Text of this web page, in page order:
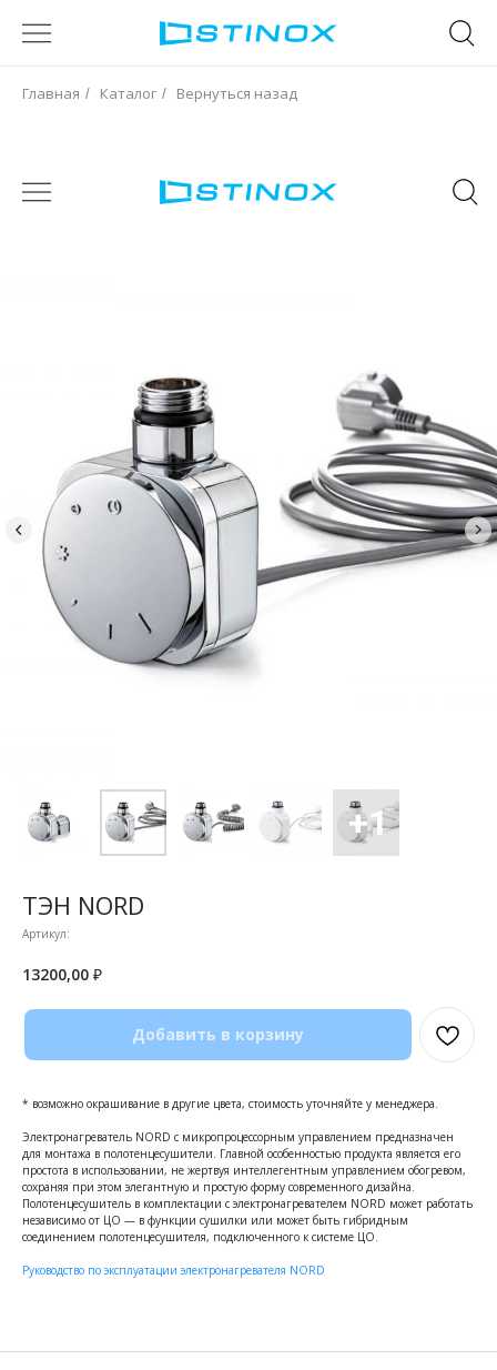
Главная / Каталог / Вернуться назад
ТЭН NORD
Артикул:
13200,00 ₽
Добавить в корзину
* возможно окрашивание в другие цвета, стоимость уточняйте у менеджера.
Электронагреватель NORD с микропроцессорным управлением предназначен
для монтажа в полотенцесушители. Главной особенностью продукта является его
простота в использовании, не жертвуя интеллегентным управлением обогревом,
сохраняя при этом элегантную и простую форму современного дизайна.
Полотенцесушитель в комплектации с электронагревателем NORD может работать
независимо от ЦО — в функции сушилки или может быть гибридным
соединением полотенцесушителя, подключенного к системе ЦО.
Руководство по эксплуатации электронагревателя NORD